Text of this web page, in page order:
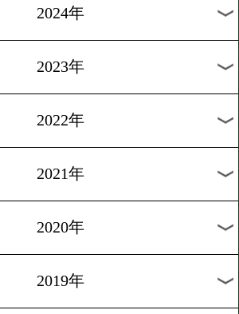
8月度月間賞授賞式
1 2 3 4 5 次へ>
過去のニュース